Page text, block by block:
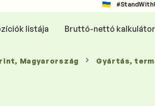
listája Bruttó-nettó kalkulátor
, Magyarország Gyártás,